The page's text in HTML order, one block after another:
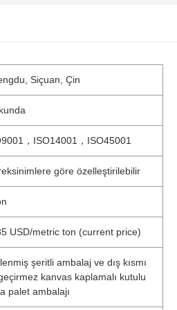
Siçuan, Çin
，ISO14001，ISO45001
göre özelleştirilebilir
USD/metric ton (current price)
şeritli ambalaj ve dış kısmı
kanvas kaplamalı kutulu
palet ambalajı